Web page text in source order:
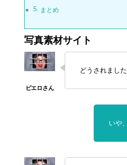
まとめ
写真素材サイト
どうされまし
いや